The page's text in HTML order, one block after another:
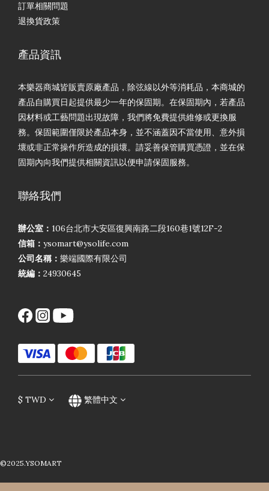
訂單相關問題
退換貨政策
產品資訊
本樂器商城皆販賣原廠產品，除弦線以外等消耗品，本商城的
產品自購買日起提供最少一年的保固期。在保固期內，若產品
因材料或工藝問題出現故障，我們將免費提供維修或更換服
務。保固範圍僅限於產品本身，並不涵蓋因不當使用、意外損
壞或非正常操作所造成的損壞。請妥善保管購買憑證，並在保
固期內向我們提供相關資訊以便申請保固服務。
聯絡我們
辦公室： 106台北市大安區復興南路二段160巷1號12F-2
信箱： ysomart@ysolife.com
公司名稱： 樂端國際有限公司
統編： 24930645
$ TWD 繁體中文
©2025.YSOMART